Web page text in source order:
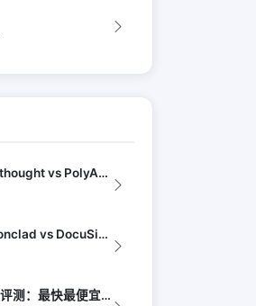
AI全渠道客服评测：Forethought vs PolyAI vs Ada（G...
AI合同管理CLM评测：Ironclad vs DocuSign AI vs I...
Anthropic Claude Haiku评测：最快最便宜的智能模型（Late...